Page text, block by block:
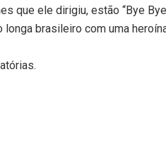
que ele dirigiu, estão “Bye Bye
longa brasileiro com uma